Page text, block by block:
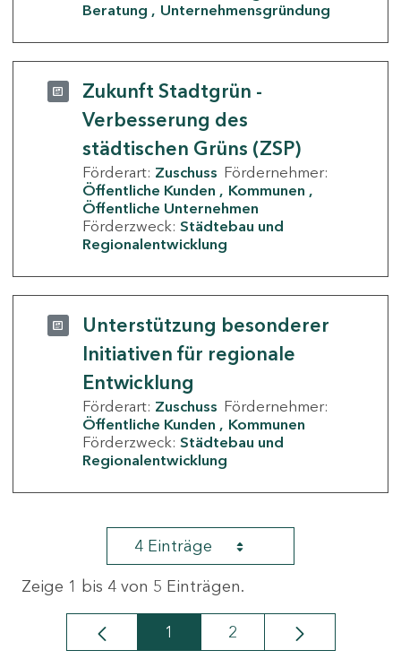
Beratung
Unternehmensgründung
Zukunft Stadtgrün -
Verbesserung des
städtischen Grüns (ZSP)
Förderart: Zuschuss Fördernehmer:
Öffentliche Kunden
Kommunen
Öffentliche Unternehmen
Förderzweck: Städtebau und
Regionalentwicklung
Unterstützung besonderer
Initiativen für regionale
Entwicklung
Förderart: Zuschuss Fördernehmer:
Öffentliche Kunden
Kommunen
Förderzweck: Städtebau und
Regionalentwicklung
4 Einträge
Zeige 1 bis 4 von 5 Einträgen.
Seite
1 Seite
2